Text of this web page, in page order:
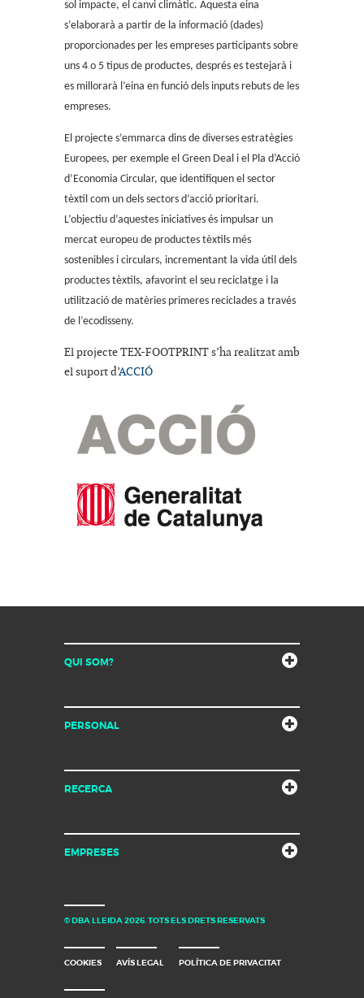
sol impacte, el canvi climàtic. Aquesta eina
s’elaborarà a partir de la informació (dades)
proporcionades per les empreses participants sobre
uns 4 o 5 tipus de productes, després es testejarà i
es millorarà l’eina en funció dels inputs rebuts de les
empreses.
El projecte s’emmarca dins de diverses estratègies
Europees, per exemple el Green Deal i el Pla d’Acció
d’Economia Circular, que identifiquen el sector
tèxtil com un dels sectors d’acció prioritari.
L’objectiu d’aquestes iniciatives és impulsar un
mercat europeu de productes tèxtils més
sostenibles i circulars, incrementant la vida útil dels
productes tèxtils, afavorint el seu reciclatge i la
utilització de matèries primeres reciclades a través
de l’ecodisseny.
El projecte TEX-FOOTPRINT s’ha realitzat amb
el suport d’ACCIÓ
QUI SOM?
PERSONAL
RECERCA
EMPRESES
© DBA LLEIDA 2026. TOTS ELS DRETS RESERVATS
COOKIES AVÍS LEGAL POLÍTICA DE PRIVACITAT